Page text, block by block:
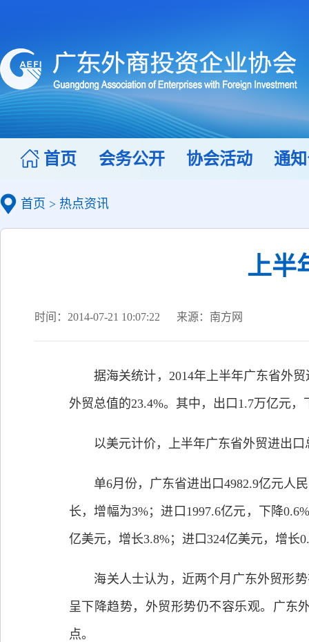
首页 会务公开 协会活动 通
首页 > 热点资讯
上半
时间：2014-07-21 10:07:22 来源：南方网
据海关统计，2014年上半年广东省外贸
外贸总值的23.4%。其中，出口1.7万亿元
以美元计价，上半年广东省外贸进出口总
单6月份，广东省进出口4982.9亿元人民
长，增幅为3%；进口1997.6亿元，下降
亿美元，增长3.8%；进口324亿美元，增长
海关人士认为，近两个月广东外贸形势
呈下降趋势，外贸形势仍不容乐观。广东
点。